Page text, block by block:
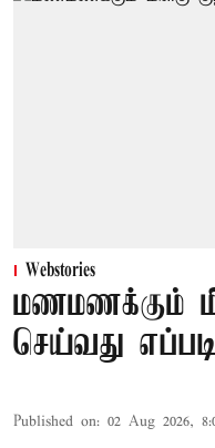
Webstories
மணமணக்கும்
செய்வது
Published on: 02 Aug 2026,